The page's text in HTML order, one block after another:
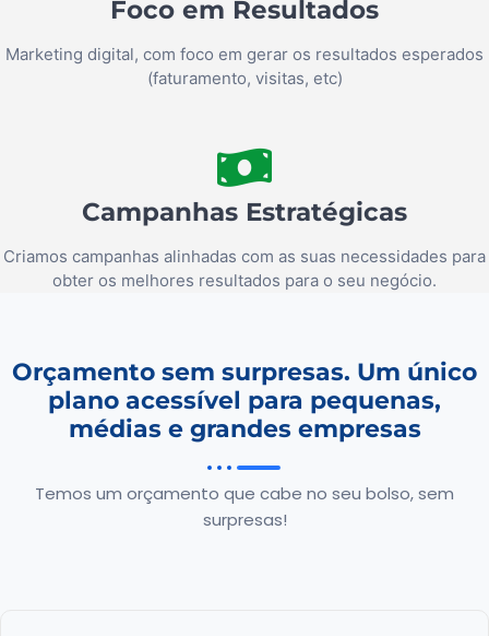
Foco em Resultados
Marketing digital, com foco em gerar os resultados esperados
(faturamento, visitas, etc)
Campanhas Estratégicas
Criamos campanhas alinhadas com as suas necessidades para
obter os melhores resultados para o seu negócio.
Orçamento sem surpresas. Um único
plano acessível para pequenas,
médias e grandes empresas
Temos um orçamento que cabe no seu bolso, sem
surpresas!